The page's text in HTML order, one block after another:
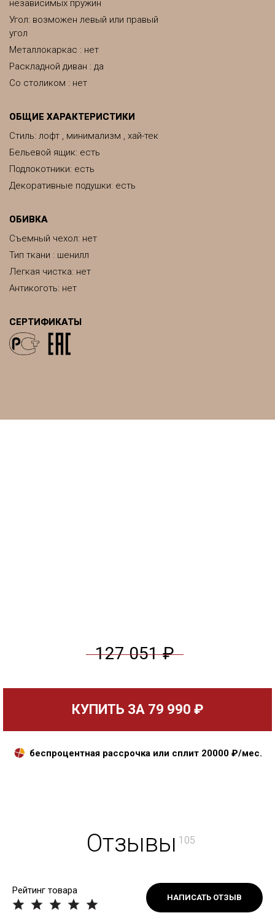
независимых пружин
Угол: возможен левый или правый
угол
Металлокаркас : нет
Раскладной диван : да
Со столиком : нет
ОБЩИЕ ХАРАКТЕРИСТИКИ
Стиль: лофт , минимализм , хай-тек
Бельевой ящик: есть
Подлокотники: есть
Декоративные подушки: есть
ОБИВКА
Съемный чехол: нет
Тип ткани : шенилл
Легкая чистка: нет
Антикоготь: нет
СЕРТИФИКАТЫ
127 051 ₽
КУПИТЬ ЗА 79 990 ₽
беспроцентная рассрочка или сплит 20000₽/мес.
Отзывы 105
Рейтинг товара
НАПИСАТЬ ОТЗЫВ